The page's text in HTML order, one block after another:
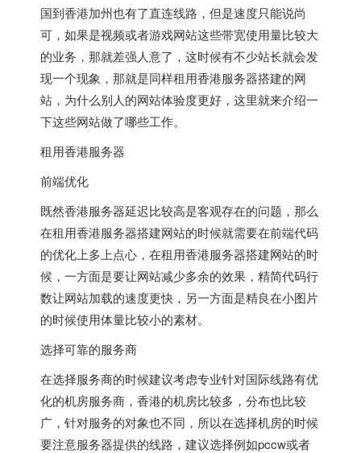
国到香港加州也有了直连线路，但是速度只能说尚
可，如果是视频或者游戏网站这些带宽使用量比较大
的业务，那就差强人意了，这时候有不少站长就会发
现一个现象，那就是同样租用香港服务器搭建的网
站，为什么别人的网站体验度更好，这里就来介绍一
下这些网站做了哪些工作。
租用香港服务器
前端优化
既然香港服务器延迟比较高是客观存在的问题，那么
在租用香港服务器搭建网站的时候就需要在前端代码
的优化上多上点心，在租用香港服务器搭建网站的时
候，一方面是要让网站减少多余的效果，精简代码行
数让网站加载的速度更快，另一方面是精良在小图片
的时候使用体量比较小的素材。
选择可靠的服务商
在选择服务商的时候建议考虑专业针对国际线路有优
化的机房服务商，香港的机房比较多，分布也比较
广，针对服务的对象也不同，所以在选择机房的时候
要注意服务器提供的线路，建议选择例如pccw或者